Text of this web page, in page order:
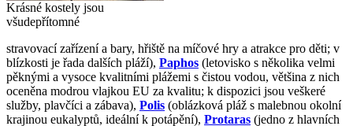
Krásné kostely jsou
všudepřítomné
stravovací zařízení a bary, hřiště na míčové hry a atrakce pro děti; v
blízkosti je řada dalších pláží), Paphos (letovisko s několika velmi
pěknými a vysoce kvalitními plážemi s čistou vodou, většina z nich
oceněna modrou vlajkou EU za kvalitu; k dispozici jsou veškeré
služby, plavčíci a zábava), Polis (oblázková pláž s malebnou okolní
krajinou eukalyptů, ideální k potápění), Protaras (jedno z hlavních